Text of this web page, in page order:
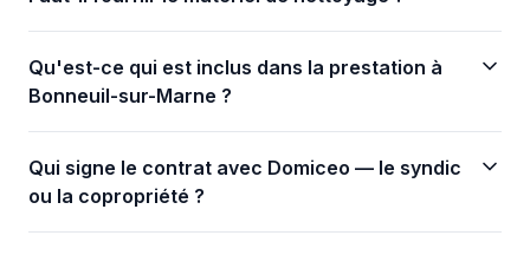
Qu'est-ce qui est inclus dans la prestation à
Bonneuil-sur-Marne ?
Qui signe le contrat avec Domiceo — le syndic
ou la copropriété ?